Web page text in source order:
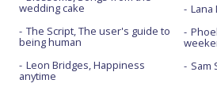
wedding cake
The Script, The user's guide to
being human
Leon Bridges, Happiness
anytime
Lana
Sam